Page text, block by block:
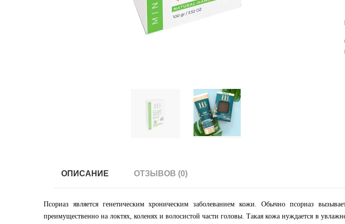
ОПИСАНИЕ ОТЗЫВОВ (0)
Псориаз является генетическим хроническим заболеванием кожи. Обычно псориаз
преимущественно на локтях, коленях и волосистой части головы. Такая кожа нуждается в